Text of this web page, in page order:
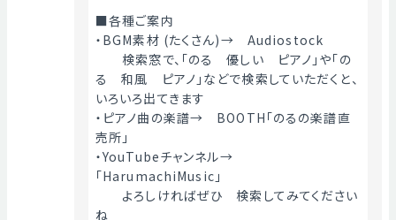
■各種ご案内
・BGM素材 (たくさん)→　Audiostock
検索窓で、「のる　優しい　ピアノ」や「の
る　和風　ピアノ」などで検索していただくと、
いろいろ出てきます
・ピアノ曲の楽譜→　BOOTH「のるの楽譜直
売所」
・YouTubeチャンネル→
「HarumachiMusic」
よろしければぜひ　検索してみてください
ね